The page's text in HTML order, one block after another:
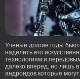
Ученые долгие годы
наделить его
технологиям и
далеко вперед, но лишь
андроидов которые